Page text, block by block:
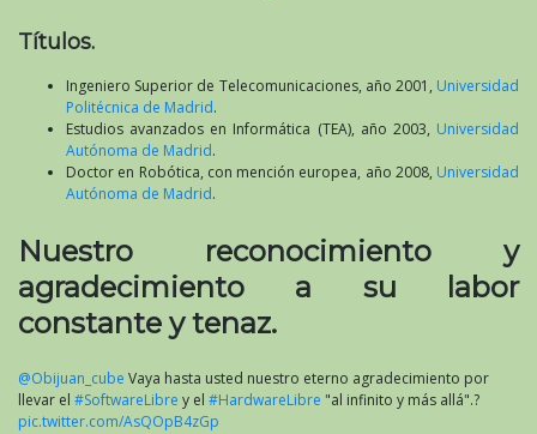
Títulos.
Ingeniero Superior de Telecomunicaciones, año 2001, Universidad
Politécnica de Madrid.
Estudios avanzados en Informática (TEA), año 2003, Universidad
Autónoma de Madrid.
Doctor en Robótica, con mención europea, año 2008, Universidad
Autónoma de Madrid.
Nuestro reconocimiento y
agradecimiento a su labor
constante y tenaz.
@Obijuan_cube Vaya hasta usted nuestro eterno agradecimiento por
llevar el #SoftwareLibre y el #HardwareLibre "al infinito y más allá".?
pic.twitter.com/AsQOpB4zGp